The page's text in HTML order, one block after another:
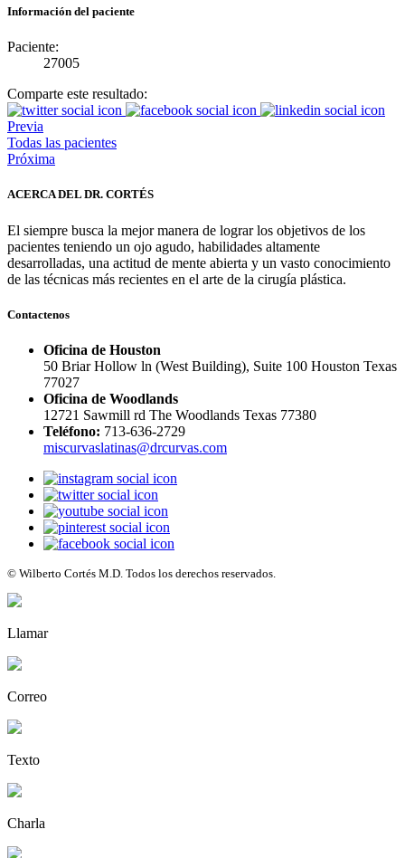
Información del paciente
Paciente:
27005
Comparte este resultado:
Previa
Todas las pacientes
Próxima
ACERCA DEL DR. CORTÉS
El siempre busca la mejor manera de lograr los objetivos de los
pacientes teniendo un ojo agudo, habilidades altamente
desarrolladas, una actitud de mente abierta y un vasto conocimiento
de las técnicas más recientes en el arte de la cirugía plástica.
Contactenos
Oficina de Houston
50 Briar Hollow ln (West Building), Suite 100 Houston Texas
77027
Oficina de Woodlands
12721 Sawmill rd The Woodlands Texas 77380
Teléfono: 713-636-2729
miscurvaslatinas@drcurvas.com
© Wilberto Cortés M.D. Todos los derechos reservados.
Llamar
Correo
Texto
Charla